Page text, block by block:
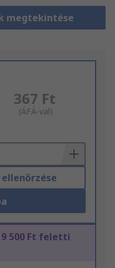
megtekintése
367 Ft
(ÁFÁ-val)
500 Ft feletti